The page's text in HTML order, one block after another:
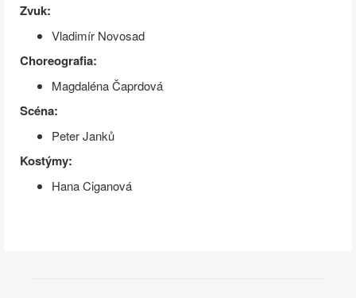
Zvuk:
Vladimír Novosad
Choreografia:
Magdaléna Čaprdová
Scéna:
Peter Janků
Kostýmy:
Hana Ciganová